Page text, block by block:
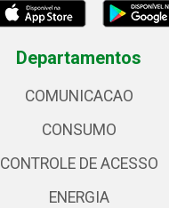
Departamentos
COMUNICACAO
CONSUMO
CONTROLE DE ACESSO
ENERGIA